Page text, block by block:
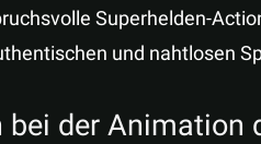
Superhelden-
und nahtlosen
bei der Animation